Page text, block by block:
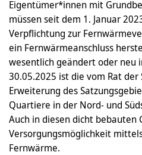
Eigentümer*innen mit
müssen seit dem 1. Januar
Verpflichtung zur
ein Fernwärmeanschluss
wesentlich geändert oder neu
30.05.2025 ist die vom Rat der
Erweiterung des
Quartiere in der Nord- und
Auch in diesen dicht bebauten
Versorgungsmöglichkeit
Fernwärme.